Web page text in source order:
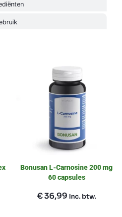
Bonusan L-Carnosine 200 mg
60 capsules
€36,99 Inc. btw.